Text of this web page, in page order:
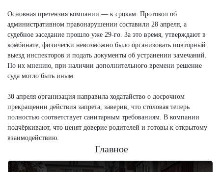
Основная претензия компании — к срокам. Протокол об
административном правонарушении составили 28 апреля, а
судебное заседание прошло уже 29-го. За это время, утверждают в
комбинате, физически невозможно было организовать повторный
выезд инспекторов и подать документы об устранении замечаний.
По их мнению, при наличии дополнительного времени решение
суда могло быть иным.
30 апреля организация направила ходатайство о досрочном
прекращении действия запрета, заверив, что столовая теперь
полностью соответствует санитарным требованиям. В компании
подчёркивают, что ценят доверие родителей и готовы к открытому
взаимодействию.
Главное